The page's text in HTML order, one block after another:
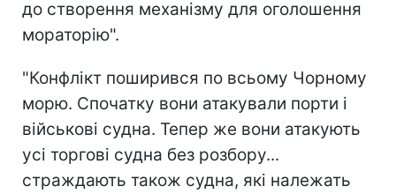
до створення механізму для оголошення
мораторію".
"Конфлікт поширився по всьому Чорному
морю. Спочатку вони атакували порти і
військові судна. Тепер же вони атакують
усі торгові судна без розбору...
страждають також судна, які належать